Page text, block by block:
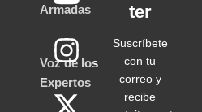
Armadas
Voz de los
Expertos
ter
Suscríbete
con tu
correo y
recibe